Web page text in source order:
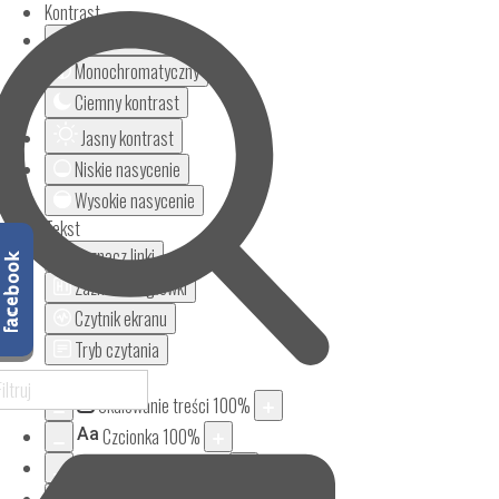
Kontrast
Monochromatyczny
Ciemny kontrast
Jasny kontrast
Niskie nasycenie
Wysokie nasycenie
Tekst
Zaznacz linki
Zaznacz nagłówki
Czytnik ekranu
Tryb czytania
Powiększenie
Skalowanie treści 100%
Aa Czcionka 100%